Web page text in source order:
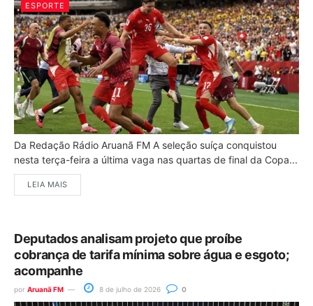
ESPORTE
Da Redação Rádio Aruanã FM A seleção suíça conquistou
nesta terça-feira a última vaga nas quartas de final da Copa...
LEIA MAIS
Deputados analisam projeto que proíbe
cobrança de tarifa mínima sobre água e esgoto;
acompanhe
por Aruanã FM 8 de julho de 2026 0